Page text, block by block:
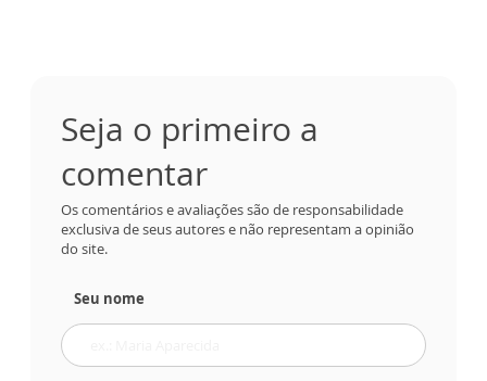
Seja o primeiro a
comentar
Os comentários e avaliações são de responsabilidade
exclusiva de seus autores e não representam a opinião
do site.
Seu nome